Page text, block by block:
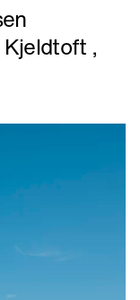
Kjeldtoft ,